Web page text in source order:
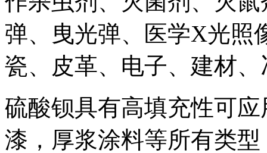
弹、曳光弹、医学X光照
瓷、皮革、电子、建材
硫酸钡具有高填充性可
漆，厚浆涂料等所有类